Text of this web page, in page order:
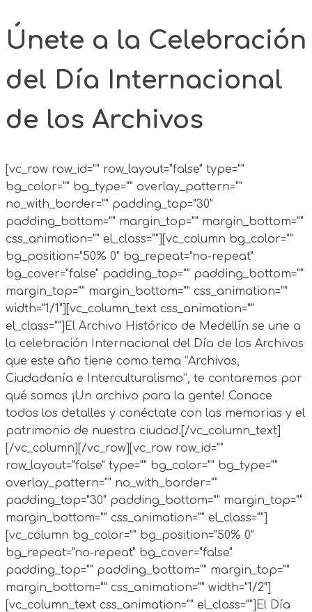
Únete a la Celebración
del Día Internacional
de los Archivos
[vc_row row_id="" row_layout="false" type=""
bg_color="" bg_type="" overlay_pattern=""
no_with_border="" padding_top="30"
padding_bottom="" margin_top="" margin_bottom=""
css_animation="" el_class=""][vc_column bg_color=""
bg_position="50% 0" bg_repeat="no-repeat"
bg_cover="false" padding_top="" padding_bottom=""
margin_top="" margin_bottom="" css_animation=""
width="1/1"][vc_column_text css_animation=""
el_class=""]El Archivo Histórico de Medellín se une a
la celebración Internacional del Día de los Archivos
que este año tiene como tema “Archivos,
Ciudadanía e Interculturalismo”, te contaremos por
qué somos ¡Un archivo para la gente! Conoce
todos los detalles y conéctate con las memorias y el
patrimonio de nuestra ciudad.[/vc_column_text]
[/vc_column][/vc_row][vc_row row_id=""
row_layout="false" type="" bg_color="" bg_type=""
overlay_pattern="" no_with_border=""
padding_top="30" padding_bottom="" margin_top=""
margin_bottom="" css_animation="" el_class=""]
[vc_column bg_color="" bg_position="50% 0"
bg_repeat="no-repeat" bg_cover="false"
padding_top="" padding_bottom="" margin_top=""
margin_bottom="" css_animation="" width="1/2"]
[vc_column_text css_animation="" el_class=""]El Día